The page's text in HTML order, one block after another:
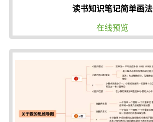
读书知识笔记简单画法
在线预览